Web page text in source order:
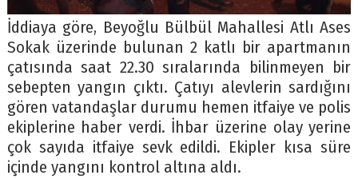
İddiaya göre, Beyoğlu Bülbül Mahallesi Atlı Ases
Sokak üzerinde bulunan 2 katlı bir apartmanın
çatısında saat 22.30 sıralarında bilinmeyen bir
sebepten yangın çıktı. Çatıyı alevlerin sardığını
gören vatandaşlar durumu hemen itfaiye ve polis
ekiplerine haber verdi. İhbar üzerine olay yerine
çok sayıda itfaiye sevk edildi. Ekipler kısa süre
içinde yangını kontrol altına aldı.